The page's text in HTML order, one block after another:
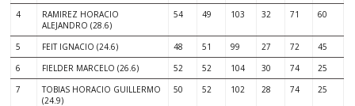
4
RAMIREZ HORACIO
ALEJANDRO (28.6)
54 49 103 32 71 60
5 FEIT IGNACIO (24.6) 48 51 99 27 72
45
6
FIELDER MARCELO (26.6) 52 52 104 30 74
25
7
TOBIAS HORACIO GUILLERMO
(24.9)
50 52 102 28 74 25